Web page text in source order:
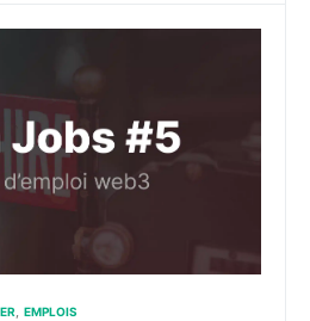
EMPLOIS